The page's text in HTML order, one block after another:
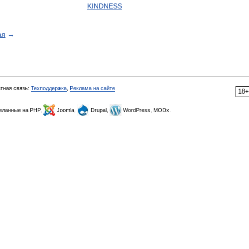
KINDNESS
→
18+
связь: Техподдержка Реклама на сайте
на PHP, Joomla, Drupal, WordPress, MODx.